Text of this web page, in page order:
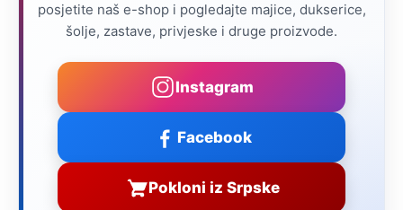
posjetite naš e-shop i pogledajte majice, dukserice,
šolje, zastave, privjeske i druge proizvode.
Instagram
Facebook
Pokloni iz Srpske